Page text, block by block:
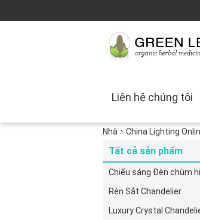
Liên hệ chúng tôi
Nhà China Lighting
Tất cả sản phẩm
Chiếu sáng Đèn chùm
Rèn Sắt Chandelier
Luxury Crystal